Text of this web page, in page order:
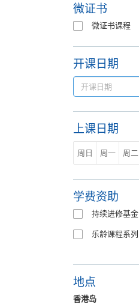
微证书
微证书课程
开课日期
上课日期
周日 周一 周二
学费资助
持续进修基金
乐龄课程系列
地点
香港岛